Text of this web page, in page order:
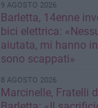
9 AGOSTO 2026
Barletta, 14enne
bici elettrica:
aiutata, mi hanno insultato e poi
sono scappati»
8 AGOSTO 2026
Marcinelle, Fratelli